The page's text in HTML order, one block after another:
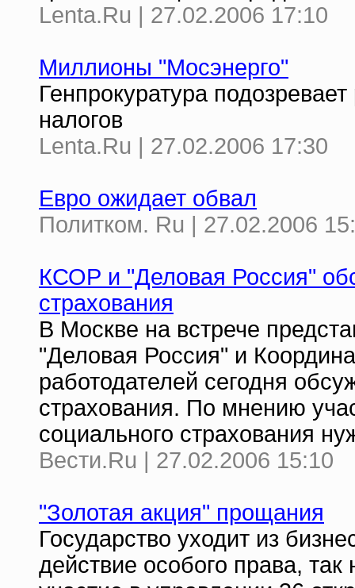
Lenta.Ru | 27.02.2006 17:10
Миллионы "Мосэнерго"
Генпрокуратура
налогов
Lenta.Ru | 27.02.2006 17:30
Евро ожидает обвал
Политком. Ru | 27.02.2006
КСОР и "Деловая Россия"
страхования
В Москве на встрече
"Деловая Россия" и
работодателей сегодня
страхования. По мнению
социального страхования
Вести.Ru | 27.02.2006 15:10
"Золотая акция" прощания
Государство уходит из
действие особого права,